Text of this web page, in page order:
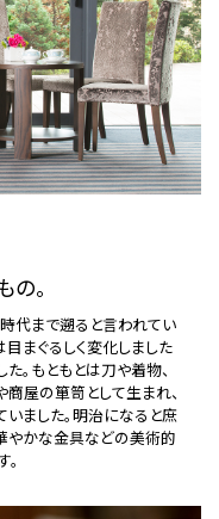
の。
代まで遡ると言われてい
まぐるしく変化しました
。もともとは刀や着物、
屋の箪笥として生まれ、
ました。明治になると庶
やかな金具などの美術的